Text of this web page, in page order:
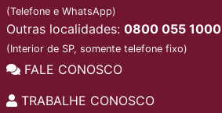
(Telefone e WhatsApp)
Outras localidades: 0800 055 1000
(Interior de SP, somente telefone fixo)
FALE CONOSCO
TRABALHE CONOSCO